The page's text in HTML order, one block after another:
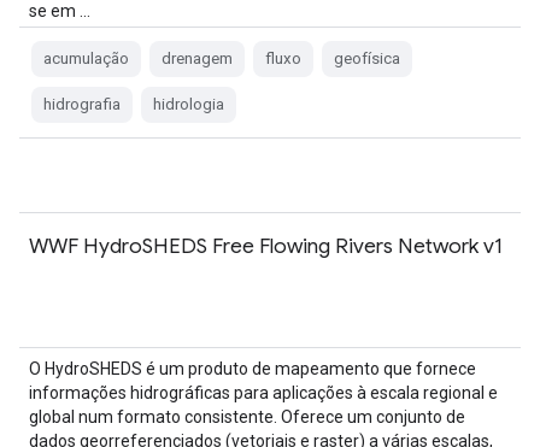
se em …
acumulação drenagem fluxo geofísica
hidrografia hidrologia
WWF HydroSHEDS Free Flowing Rivers Network v1
O HydroSHEDS é um produto de mapeamento que fornece
informações hidrográficas para aplicações à escala regional e
global num formato consistente. Oferece um conjunto de
dados georreferenciados (vetoriais e raster) a várias escalas,